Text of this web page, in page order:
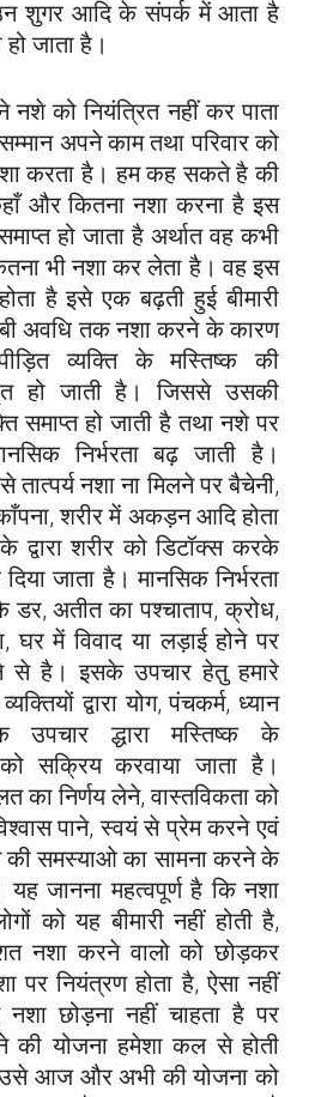
शुगर आदि के संपर्क में आता है
जाता है।
नशे को नियंत्रित नहीं कर पाता
अपने काम तथा परिवार को
करता है। हम कह सकते है की
और कितना नशा करना है इस
हो जाता है अर्थात वह कभी
भी नशा कर लेता है। वह इस
है इसे एक बढ़ती हुई बीमारी
अवधि तक नशा करने के कारण
व्यक्ति के मस्तिष्क की
हो जाती है। जिससे उसकी
समाप्त हो जाती है तथा नशे पर
निर्भरता बढ़ जाती है।
से तात्पर्य नशा ना मिलने पर बैचेनी,
शरीर में अकड़न आदि होता
द्वारा शरीर को डिटॉक्स करके
जाता है। मानसिक निर्भरता
डर, अतीत का पश्चाताप, क्रोध,
में विवाद या लड़ाई होने पर
है। इसके उपचार हेतु हमारे
द्वारा योग, पंचकर्म, ध्यान
उपचार द्धारा मस्तिष्क के
सक्रिय करवाया जाता है।
का निर्णय लेने, वास्तविकता को
पाने, स्वयं से प्रेम करने एवं
की समस्याओ का सामना करने के
यह जानना महत्वपूर्ण है कि नशा
को यह बीमारी नहीं होती है,
नशा करने वालो को छोड़कर
पर नियंत्रण होता है, ऐसा नहीं
नशा छोड़ना नहीं चाहता है पर
की योजना हमेशा कल से होती
आज और अभी की योजना को